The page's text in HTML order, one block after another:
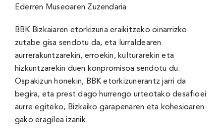
Ederren Museoaren Zuzendaria
BBK Bizkaiaren etorkizuna eraikitzeko oinarrizko
zutabe gisa sendotu da, eta lurraldearen
aurrerakuntzarekin, erroekin, kulturarekin eta
hizkuntzarekin duen konpromisoa sendotu du.
Ospakizun honekin, BBK etorkizunerantz jarri da
begira, eta prest dago hurrengo urteotako desafioei
aurre egiteko, Bizkaiko garapenaren eta kohesioaren
gako eragilea izanik.